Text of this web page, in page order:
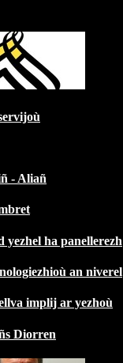
- Aliañ
yezhel ha panellerezh
an niverel
implij ar yezhoù
Diorren